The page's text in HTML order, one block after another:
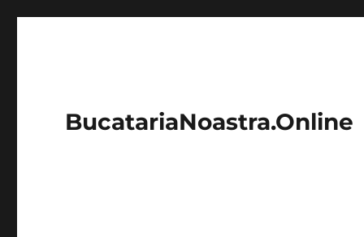
BucatariaNoastra.Online